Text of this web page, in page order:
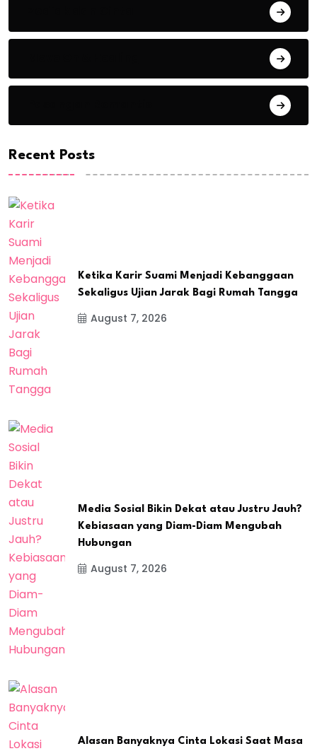
Recent Posts
Ketika Karir Suami Menjadi Kebanggaan
Sekaligus Ujian Jarak Bagi Rumah Tangga
August 7, 2026
Media Sosial Bikin Dekat atau Justru Jauh?
Kebiasaan yang Diam-Diam Mengubah
Hubungan
August 7, 2026
Alasan Banyaknya Cinta Lokasi Saat Masa